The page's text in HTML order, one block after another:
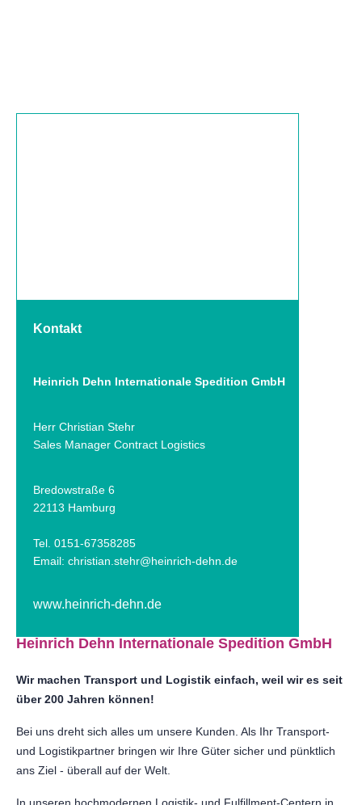
Kontakt
Heinrich Dehn Internationale Spedition GmbH
Herr Christian Stehr
Sales Manager Contract Logistics
Bredowstraße 6
22113 Hamburg
Tel. 0151-67358285
Email: christian.stehr@heinrich-dehn.de
www.heinrich-dehn.de
Heinrich Dehn Internationale Spedition GmbH
Wir machen Transport und Logistik einfach, weil wir es seit
über 200 Jahren können!
Bei uns dreht sich alles um unsere Kunden. Als Ihr Transport-
und Logistikpartner bringen wir Ihre Güter sicher und pünktlich
ans Ziel - überall auf der Welt.
In unseren hochmodernen Logistik- und Fulfillment-Centern in